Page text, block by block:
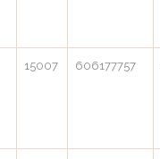
15007 606177757